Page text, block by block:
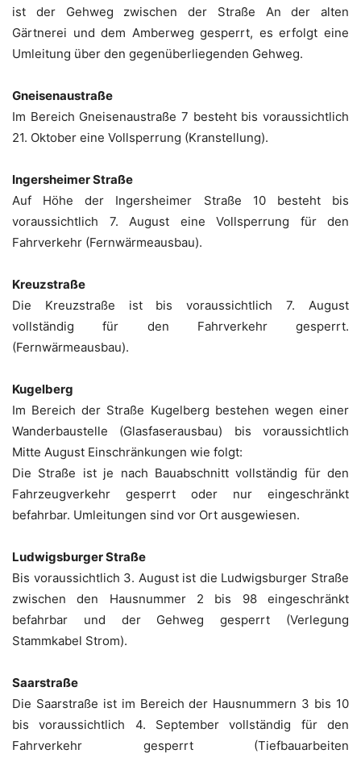
ist der Gehweg zwischen der Straße An der alten
Gärtnerei und dem Amberweg gesperrt, es erfolgt eine
Umleitung über den gegenüberliegenden Gehweg.
Gneisenaustraße
Im Bereich Gneisenaustraße 7 besteht bis voraussichtlich
21. Oktober eine Vollsperrung (Kranstellung).
Ingersheimer Straße
Auf Höhe der Ingersheimer Straße 10 besteht bis
voraussichtlich 7. August eine Vollsperrung für den
Fahrverkehr (Fernwärmeausbau).
Kreuzstraße
Die Kreuzstraße ist bis voraussichtlich 7. August
vollständig für den Fahrverkehr gesperrt.
(Fernwärmeausbau).
Kugelberg
Im Bereich der Straße Kugelberg bestehen wegen einer
Wanderbaustelle (Glasfaserausbau) bis voraussichtlich
Mitte August Einschränkungen wie folgt:
Die Straße ist je nach Bauabschnitt vollständig für den
Fahrzeugverkehr gesperrt oder nur eingeschränkt
befahrbar. Umleitungen sind vor Ort ausgewiesen.
Ludwigsburger Straße
Bis voraussichtlich 3. August ist die Ludwigsburger Straße
zwischen den Hausnummer 2 bis 98 eingeschränkt
befahrbar und der Gehweg gesperrt (Verlegung
Stammkabel Strom).
Saarstraße
Die Saarstraße ist im Bereich der Hausnummern 3 bis 10
bis voraussichtlich 4. September vollständig für den
Fahrverkehr gesperrt (Tiefbauarbeiten